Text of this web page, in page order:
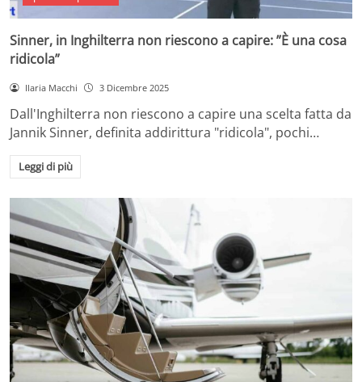
Sinner, in Inghilterra non riescono a capire: ”È una cosa
ridicola”
Ilaria Macchi 3 Dicembre 2025
Dall'Inghilterra non riescono a capire una scelta fatta da
Jannik Sinner, definita addirittura "ridicola", pochi…
Leggi di più